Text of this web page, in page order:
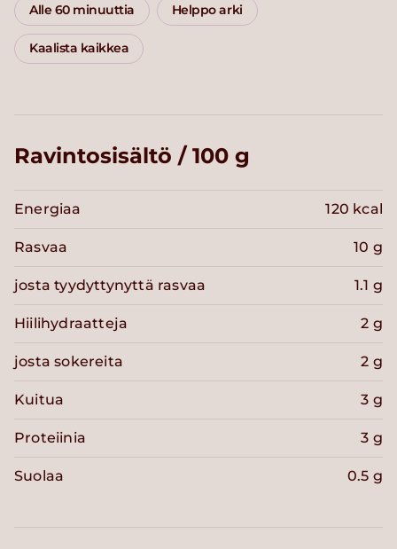
Alle 60 minuuttia Helppo arki
Kaalista kaikkea
Ravintosisältö / 100 g
Energiaa 120 kcal
Rasvaa 10 g
josta tyydyttynyttä rasvaa 1.1 g
Hiilihydraatteja 2 g
josta sokereita 2 g
Kuitua 3 g
Proteiinia 3 g
Suolaa 0.5 g